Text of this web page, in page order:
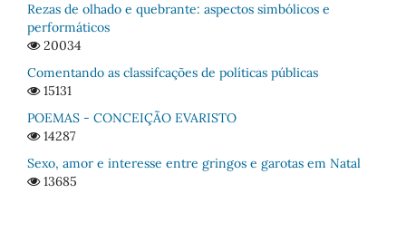
Rezas de olhado e quebrante: aspectos simbólicos e
performáticos
20034
Comentando as classifcações de políticas públicas
15131
POEMAS - CONCEIÇÃO EVARISTO
14287
Sexo, amor e interesse entre gringos e garotas em Natal
13685